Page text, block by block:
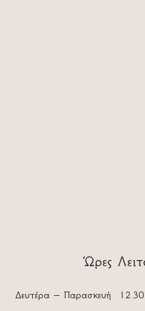
Ώρες
Δευτέρα – Παρασκευή